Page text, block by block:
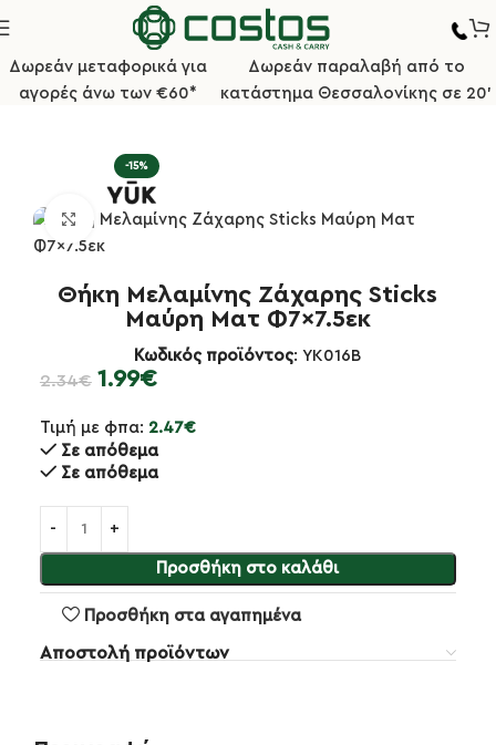
Δωρεάν μεταφορικά για
αγορές άνω των €60*
Δωρεάν παραλαβή από το
κατάστημα Θεσσαλονίκης σε 20'
σελίδα Επιτραπέζια Είδη Θήκες Ζάχαρης - Λογαριασμού
-15%
Κλικ για μεγέθυνση
Θήκη Μελαμίνης Ζάχαρης Sticks
Μαύρη Ματ Φ7×7.5εκ
Κωδικός προϊόντος: YK016B
2.34€ 1.99€
Τιμή με φπα: 2.47€
Σε απόθεμα
Σε απόθεμα
Προσθήκη στο καλάθι
Προσθήκη στα αγαπημένα
Αποστολή προϊόντων